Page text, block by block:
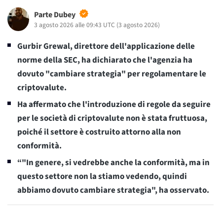
Parte Dubey
3 agosto 2026 alle 09:43 UTC (3 agosto 2026)
Gurbir Grewal, direttore dell'applicazione delle
norme della SEC, ha dichiarato che l'agenzia ha
dovuto "cambiare strategia" per regolamentare le
criptovalute.
Ha affermato che l'introduzione di regole da seguire
per le società di criptovalute non è stata fruttuosa,
poiché il settore è costruito attorno alla non
conformità.
“"In genere, si vedrebbe anche la conformità, ma in
questo settore non la stiamo vedendo, quindi
abbiamo dovuto cambiare strategia", ha osservato.